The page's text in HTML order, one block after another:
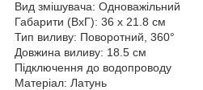
Вид змішувача: Одноважільний
Габарити (ВхГ): 36 х 21.8 см
Тип виливу: Поворотний, 360°
Довжина виливу: 18.5 см
Підключення до водопроводу
Матеріал: Латунь